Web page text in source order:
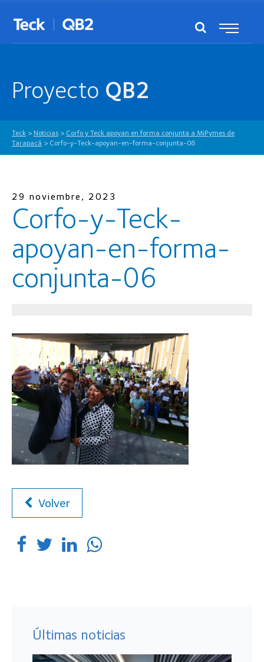
Proyecto QB2
Teck > Noticias > Corfo y Teck apoyan en forma conjunta a MiPymes de
Tarapacá > Corfo-y-Teck-apoyan-en-forma-conjunta-06
29 noviembre, 2023
Corfo-y-Teck-
apoyan-en-forma-
conjunta-06
Volver
Últimas noticias